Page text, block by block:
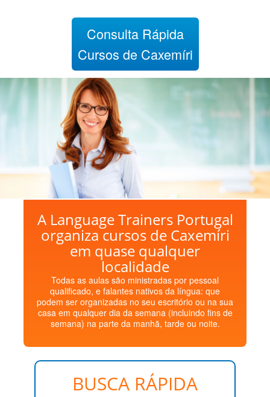
Consulta Rápida
Cursos de Caxemíri
A Language Trainers Portugal
organiza cursos de Caxemíri
em quase qualquer
localidade
Todas as aulas são ministradas por pessoal
qualificado, e falantes nativos da língua: que
podem ser organizadas no seu escritório ou na sua
casa em qualquer dia da semana (incluindo fins de
semana) na parte da manhã, tarde ou noite.
BUSCA RÁPIDA